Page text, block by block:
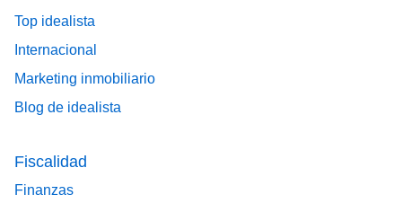
Top idealista
Internacional
Marketing inmobiliario
Blog de idealista
Fiscalidad
Finanzas